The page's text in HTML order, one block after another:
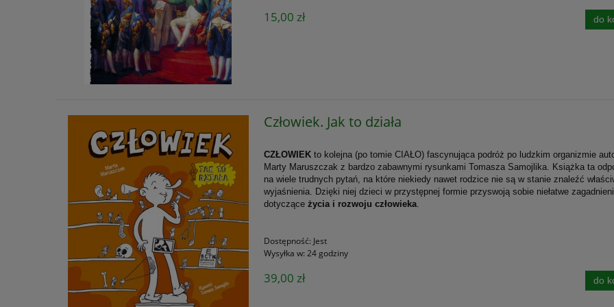
15,00 zł do
Człowiek. Jak to działa
CZŁOWIEK to kolejna (po tomie CIAŁO) fascynująca podróż po ludzkim organizmie
Marty Maruszczak z bardzo zabawnymi rysunkami Tomasza Samojlika. Książka ta
na wiele trudnych pytań, na które niekiedy nawet rodzice nie są w stanie znaleźć
wyjaśnienia. Dzięki niej dzieci w przystępnej formie przyswoją sobie niełatwe
dotycząceżycia i rozwoju człowieka
Dostępność: Jest
Wysyłka w: 24 godziny
39,00 zł do